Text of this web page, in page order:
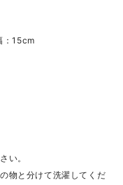
：15cm
い。
物と分けて洗濯してくだ